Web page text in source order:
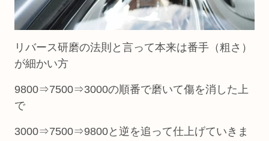
リバース研磨の法則と言って本来は番手（粗さ）
が細かい方
9800⇒7500⇒3000の順番で磨いて傷を消した上
で
3000⇒7500⇒9800と逆を追って仕上げていきま